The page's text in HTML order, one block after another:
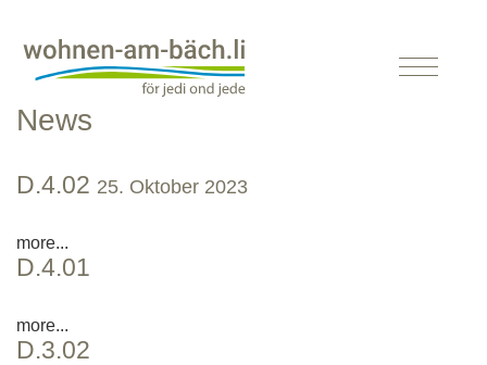
News
D.4.02 25. Oktober 2023
more...
D.4.01
more...
D.3.02